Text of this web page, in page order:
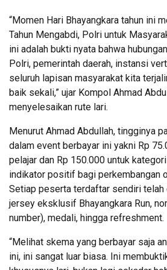
“Momen Hari Bhayangkara tahun ini
Tahun Mengabdi, Polri untuk
ini adalah bukti nyata bahwa
Polri, pemerintah daerah, instansi
seluruh lapisan masyarakat kita
baik sekali,” ujar Kompol Ahmad
menyelesaikan rute lari.
Menurut Ahmad Abdullah, tingginya
dalam event berbayar ini yakni Rp
pelajar dan Rp 150.000 untuk
indikator positif bagi perkembangan
Setiap peserta terdaftar sendiri
jersey eksklusif Bhayangkara Run,
number), medali, hingga refreshment.
“Melihat skema yang berbayar saja
ini, ini sangat luar biasa. Ini